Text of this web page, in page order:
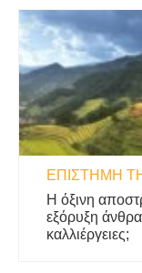
ΕΠΙΣΤΉΜΗ
Η όξινη
εξόρυξη
καλλιέργειες;